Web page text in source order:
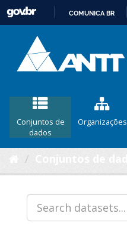
COMUNICA BR
Conjuntos de
dados
Organizações